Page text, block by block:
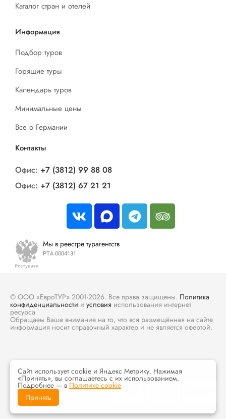
Каталог стран и отелей
Информация
Подбор туров
Горящие туры
Календарь туров
Минимальные цены
Все о Германии
Контакты
Офис: +7 (3812) 99 88 08
Офис: +7 (3812) 67 21 21
Мы в реестре турагентств
РТА 0004131
© ООО «ЕвроТУР» 2001-2026. Все права защищены. Политика
конфиденциальности и условия использования интернет
ресурса
Обращаем Ваше внимание на то, что вся размещённая на сайте
информация носит справочный характер и не является офертой.
Сайт использует cookie и Яндекс Метрику. Нажимая
«Принять», вы соглашаетесь с их использованием.
Подробнее — в Политике cookie
Принять